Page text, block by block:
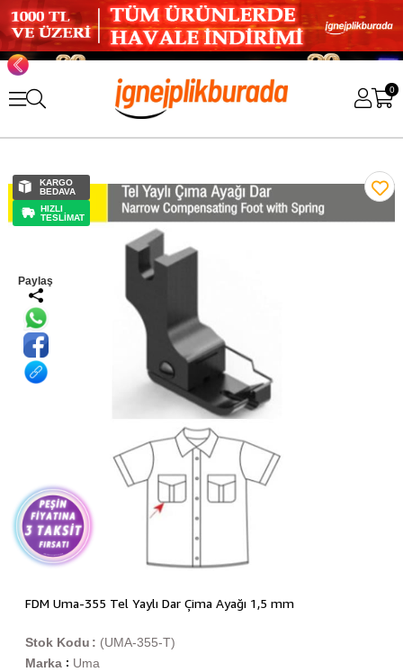
0
KARGO
BEDAVA
HIZLI
TESLİMAT
Paylaş
FDM Uma-355 Tel Yaylı Dar Çima Ayağı 1,5 mm
(UMA-355-T)
Stok Kodu
Marka : Uma